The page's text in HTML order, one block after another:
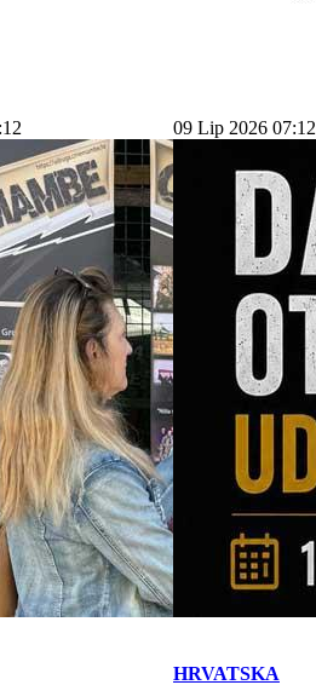
09 Lip 2026 07:12
HRVATSKA